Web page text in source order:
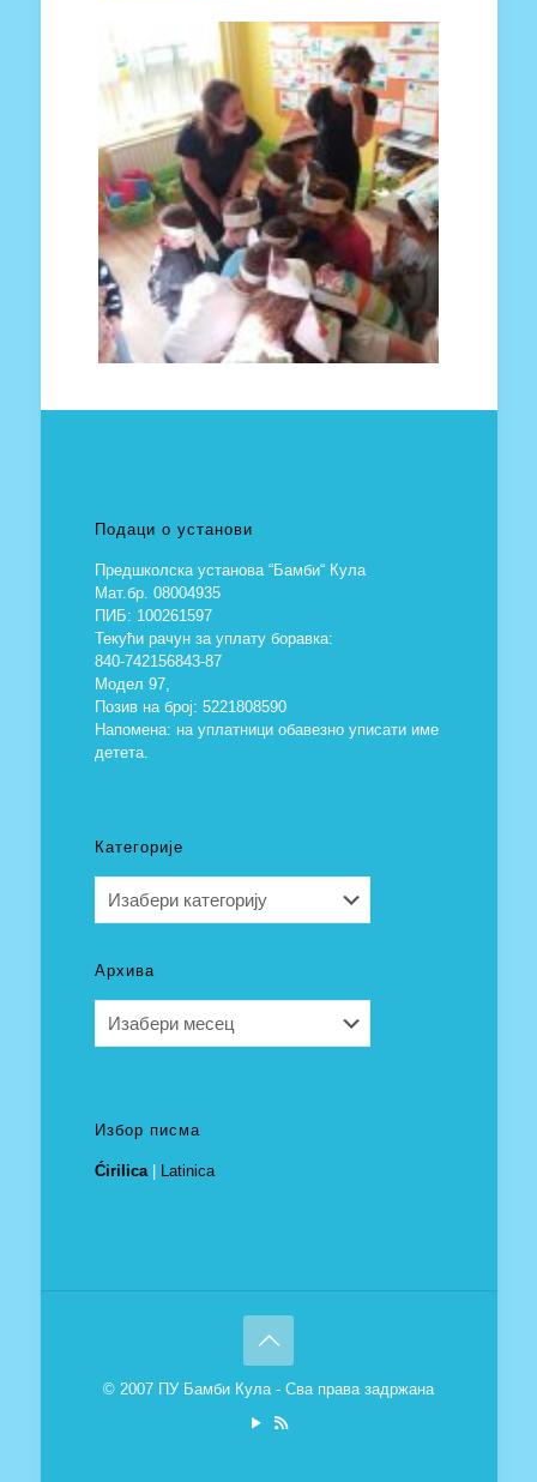
Подаци о установи
Предшколска установа “Бамби“ Кула
Мат.бр. 08004935
ПИБ: 100261597
Текући рачун за уплату боравка:
840-742156843-87
Модел 97,
Позив на број: 5221808590
Напомена: на уплатници обавезно уписати име
детета.
Категорије
Архива
Избор писма
Ćirilica| Latinica
© 2007 ПУ Бамби Кула - Сва права задржана